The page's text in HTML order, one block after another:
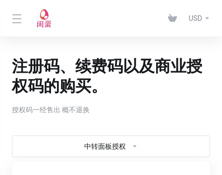
USD
注册码、续费码以及商业授
权码的购买。
授权码一经售出 概不退换
中转面板授权